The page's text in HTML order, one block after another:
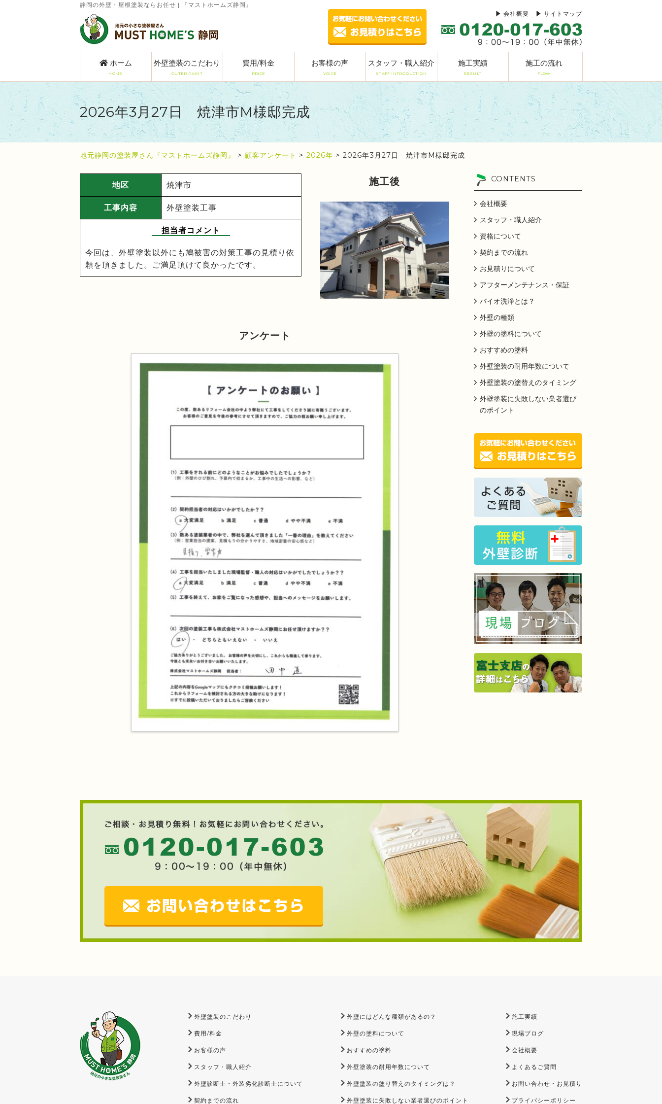
静岡の外壁・屋根塗装ならお任せ | 『マストホームズ静岡』
サイトマップ
会社概要
ホーム
HOME
外壁塗装のこだわり
OUTER PAINT
費用/料金
PRICE
お客様の声
VOICE
スタッフ・職人紹介
STAFF INTRODUCTION
施工実績
RESULT
施工の流れ
FLOW
2026年3月27日 焼津市M様邸完成
地元静岡の塗装屋さん『マストホームズ静岡』 > 顧客アンケート > 2026年 > 2026年3月27日 焼津市M様邸完成
地区 焼津市
工事内容 外壁塗装工事
担当者コメント
今回は、外壁塗装以外にも鳩被害の対策工事の見積り依
頼を頂きました。ご満足頂けて良かったです。
施工後
アンケート
CONTENTS
会社概要
スタッフ・職人紹介
資格について
契約までの流れ
お見積りについて
アフターメンテナンス・保証
バイオ洗浄とは？
外壁の種類
外壁の塗料について
おすすめの塗料
外壁塗装の耐用年数について
外壁塗装の塗替えのタイミング
外壁塗装に失敗しない業者選び
のポイント
外壁塗装のこだわり
費用/料金
お客様の声
スタッフ・職人紹介
外壁診断士・外装劣化診断士について
契約までの流れ
外壁にはどんな種類があるの？
外壁の塗料について
おすすめの塗料
外壁塗装の耐用年数について
外壁塗装の塗り替えのタイミングは？
外壁塗装に失敗しない業者選びのポイント
施工実績
現場ブログ
会社概要
よくあるご質問
お問い合わせ・お見積り
プライバシーポリシー